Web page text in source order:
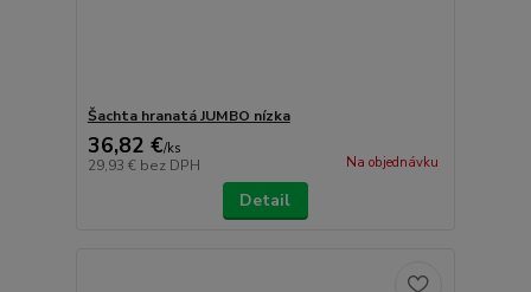
Šachta hranatá JUMBO nízka
36,82 €/ks
29,93 € bez DPH Na objednávku
Detail